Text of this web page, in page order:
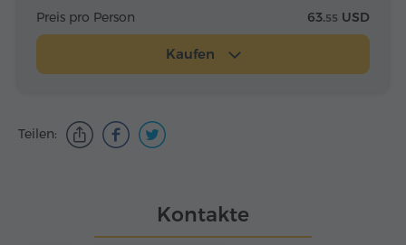
Preis pro Person 63.55 USD
Kaufen
Teilen:
Kontakte